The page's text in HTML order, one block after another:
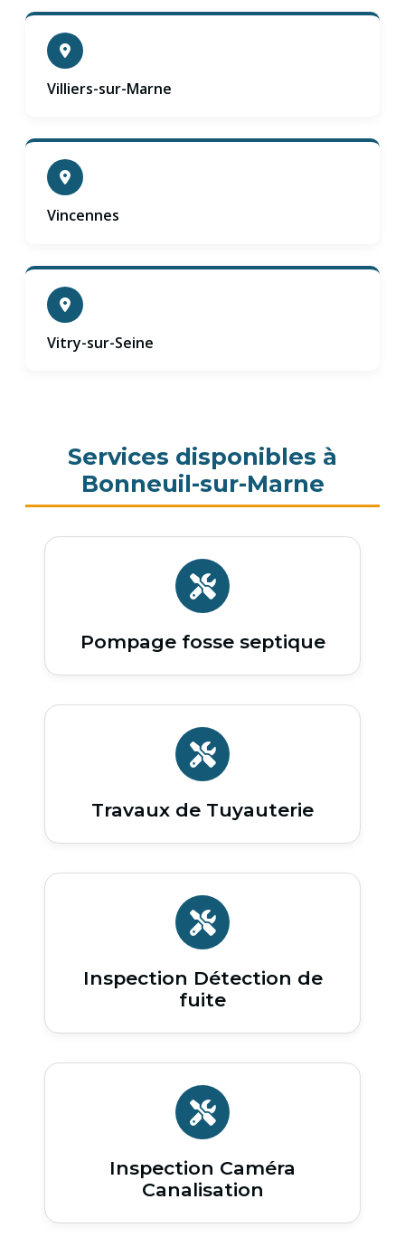
Villiers-sur-Marne
Vincennes
Vitry-sur-Seine
Services disponibles à
Bonneuil-sur-Marne
Pompage fosse septique
Travaux de Tuyauterie
Inspection Détection de
fuite
Inspection Caméra
Canalisation